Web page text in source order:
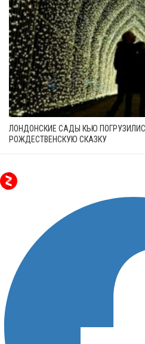
ЛОНДОНСКИЕ САДЫ КЬЮ
РОЖДЕСТВЕНСКУЮ СКАЗКУ